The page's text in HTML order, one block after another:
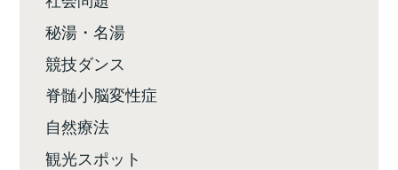
秘湯・名湯
競技ダンス
脊髄小脳変性症
自然療法
観光スポット